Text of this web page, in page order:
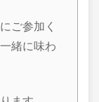
ご参加く
緒に味わ